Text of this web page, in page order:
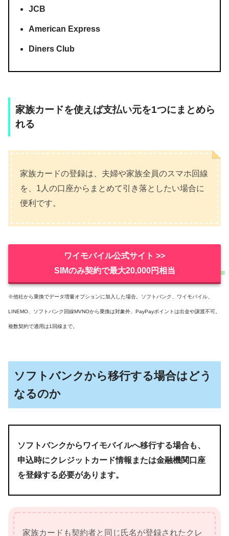
JCB
American Express
Diners Club
家族カードを使えば支払い元を1つにまとめら
れる
家族カードの登録は、夫婦や家族全員のスマホ回線
を、1人の口座からまとめて引き落としたい場合に
便利です。
ワイモバイル公式サイト >>
SIMのみ契約で最大20,000円相当
※他社から乗換でデータ増量オプションに加入した場合。ソフトバンク、ワイモバイル、
LINEMO、ソフトバンク回線MVNOから乗換は対象外、PayPayポイントは出金や譲渡不可。
複数契約で適用は1回線まで。
ソフトバンクから移行する場合はどう
なるのか
ソフトバンクからワイモバイルへ移行する場合も、
申込時にクレジットカード情報または金融機関口座
を登録する必要があります。
家族カードも契約者と同じ氏名が登録されたクレ